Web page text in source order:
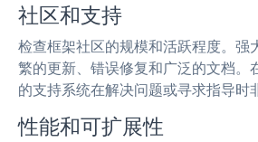
社区和支持
检查框架社区的规模和活跃程度。强
繁的更新、错误修复和广泛的文档。
的支持系统在解决问题或寻求指导时
性能和可扩展性